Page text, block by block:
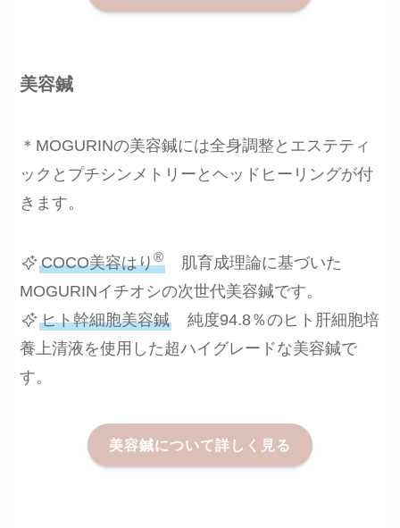
美容鍼
＊MOGURINの美容鍼には全身調整とエステティ
ックとプチシンメトリーとヘッドヒーリングが付
きます。
COCO美容はり®肌育成理論に基づいた
MOGURINイチオシの次世代美容鍼です。
ヒト幹細胞美容鍼純度94.8％のヒト肝細胞培
養上清液を使用した超ハイグレードな美容鍼で
す。
美容鍼について詳しく見る